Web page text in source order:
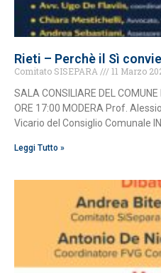
Rieti – Perchè il Sì
Comitato SISEPARA
11 Marzo
SALA CONSILIARE DEL
ORE 17:00 MODERA Prof.
Vicario del Consiglio Comunale
Leggi Tutto »